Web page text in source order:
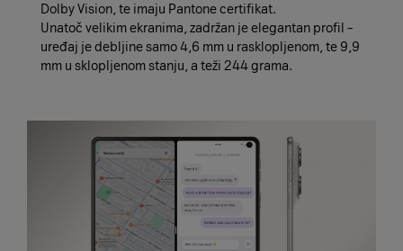
Dolby Vision, te imaju Pantone certifikat.
Unatoč velikim ekranima, zadržan je elegantan profil –
uređaj je debljine samo 4,6 mm u rasklopljenom, te 9,9
mm u sklopljenom stanju, a teži 244 grama.